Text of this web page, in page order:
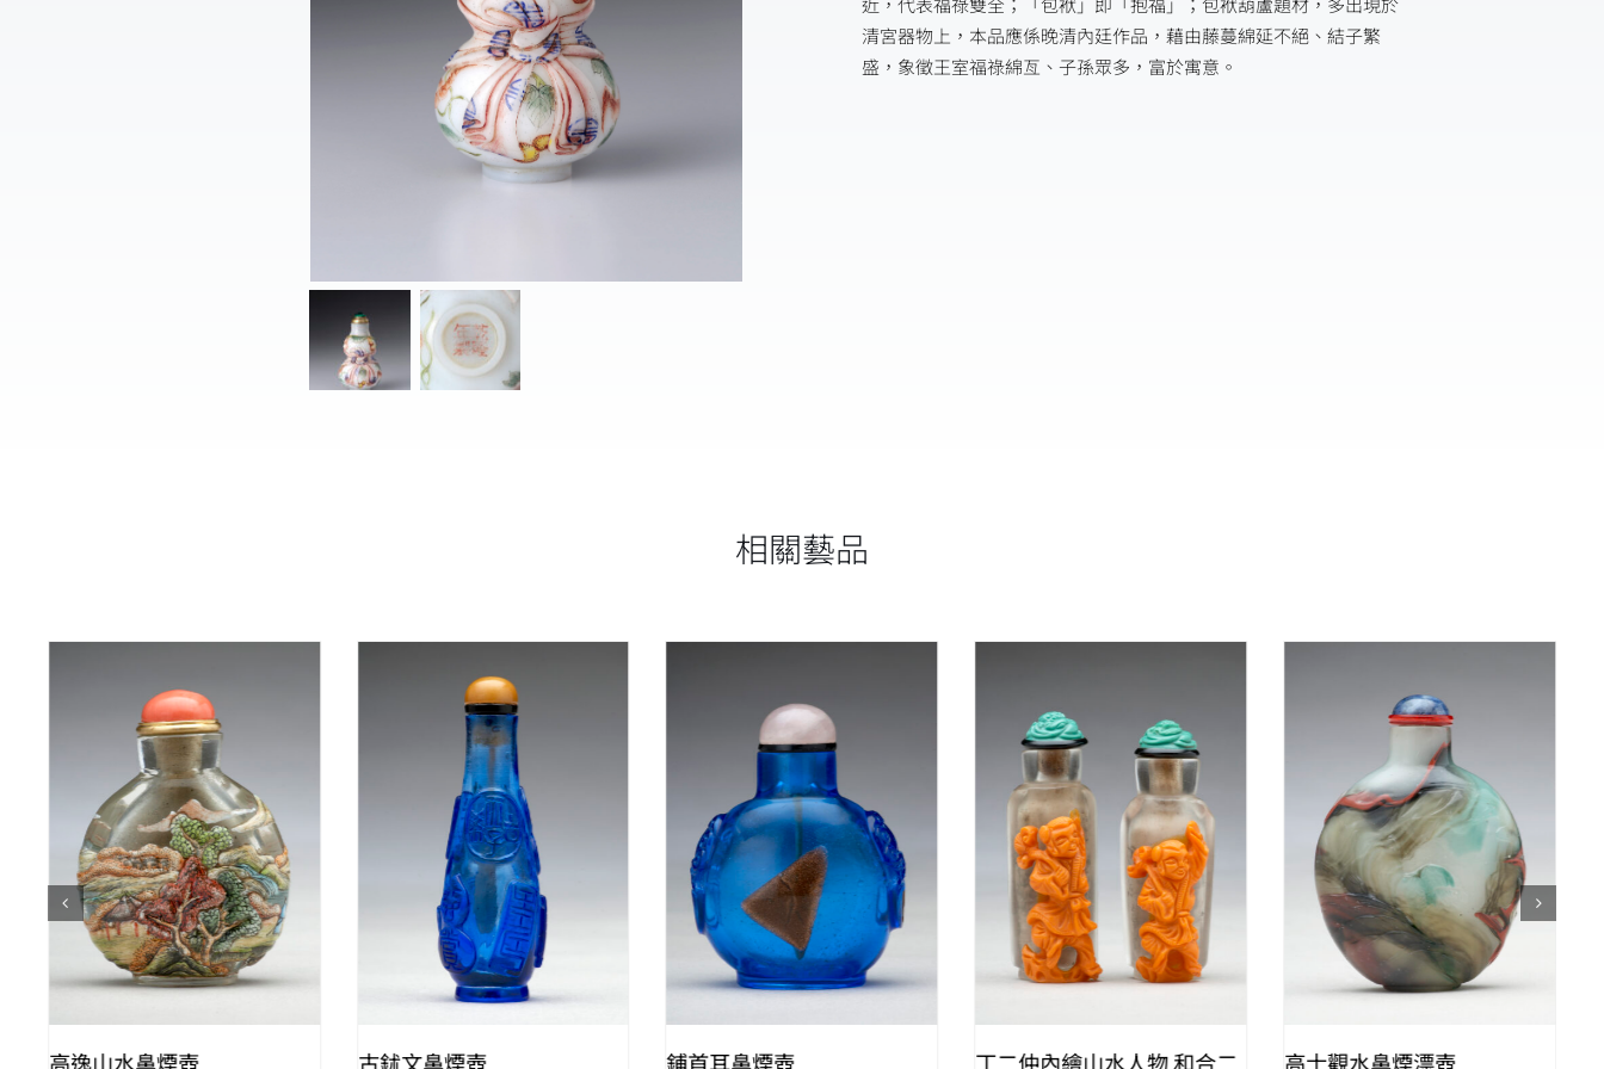
清宮器物上，本品應係晚清內廷作品，藉由藤蔓綿延不絕、結子繁
盛，象徵王室福祿綿亙、子孫眾多，富於寓意。
相關藝品
QUICK VIEW
高逸山水鼻煙壺
QUICK VIEW
古鉥文鼻煙壺
QUICK VIEW
鋪首耳鼻煙壺
QUICK VIEW
丁二仲內繪山水人物 和合二
QUICK VIEW
高士觀水鼻煙漂壺